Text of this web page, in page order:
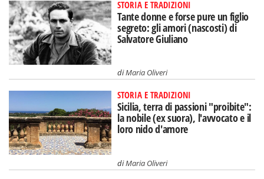
STORIA E TRADIZIONI
Tante donne e forse pure un figlio
segreto: gli amori (nascosti) di
Salvatore Giuliano
diMaria Oliveri
STORIA E TRADIZIONI
Sicilia, terra di passioni "proibite":
la nobile (ex suora), l'avvocato e il
loro nido d'amore
diMaria Oliveri